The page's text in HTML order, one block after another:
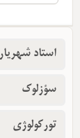
استاد شهریار
سؤزلوک
تورکولوژی